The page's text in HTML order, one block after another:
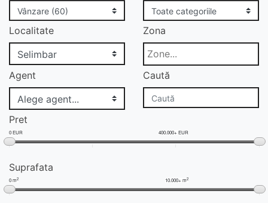
Localitate Zona
Agent Caută
Pret
0 EUR 400.000+ EUR
Suprafata
0 m2 10.000+ m2